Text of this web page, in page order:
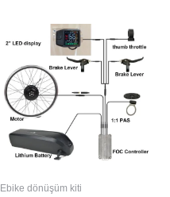
Ebike dönüşüm kiti